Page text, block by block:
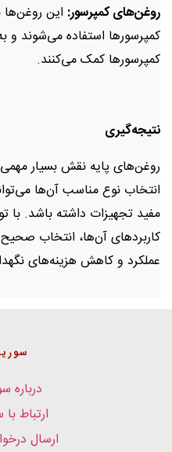
روغن‌های کمپرسور: این روغن‌ها
کمپرسورها استفاده می‌شوند و
کمپرسورها کمک می‌کنند.
نتیجه‌گیری
روغن‌های پایه نقش بسیار
انتخاب نوع مناسب آن‌ها
مفید تجهیزات داشته باشد. با
کاربردهای آن‌ها، انتخاب صحیح
عملکرد و کاهش هزینه‌های
درباره
ارتباط
ارسال